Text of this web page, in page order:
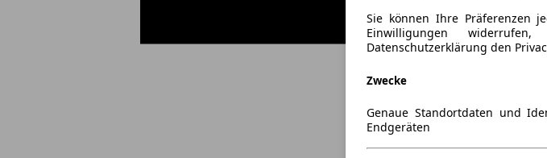
Sie können Ihre Präferenzen
Einwilligungen
Datenschutzerklärung den
Zwecke
Genaue Standortdaten und
Endgeräten